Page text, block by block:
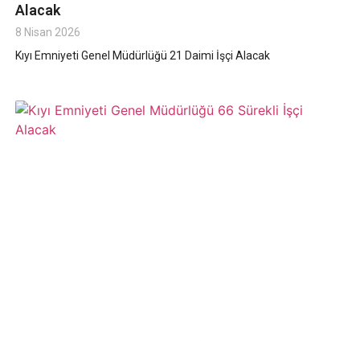
Alacak
8 Nisan 2026
Kıyı Emniyeti Genel Müdürlüğü 21 Daimi İşçi Alacak